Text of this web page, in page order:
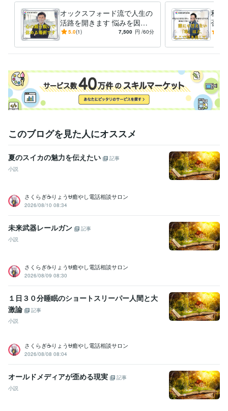
そんな時、スマホの向こうには私がいます。 深夜2時まで対応しており
ますので、眠れない夜の話し相手としても気兼ねなくご利用ください。
パニック障害や不眠の辛さを知る私ですので、深夜の不安定な気持ちに
も寄り添います。
❇️柔軟に対応いたします（DM歓迎）
もしステータスが「離席中」になっている場合や、早朝など上記以外の
時間帯をご希望の場合も、諦めずに「ダイレクトメッセージ（DM）」を
送ってみてください。
私は自由人ですので、スケジュールは非常に柔軟です。 「今、話せます
か？」 「明日の朝○時から予約したい」 といったご連絡をいただけれ
⭐　⭐　⭐
誰かに話したくなったその瞬間が、相談のタイミングです。 一人で抱え
込まず、いつでも私の部屋のドアをノックしてください。お待ちしてお
ります。
デジタルハリウッド 3DCG部門 優秀賞
SE）大学進学コース 最優秀者
資格・検定
普通自動車第一種運転免許
普通自動二輪免許
TOEFL 取得年 : 2006年
Google スプレッドシート:8年
Google スライド:8年Google ドキュメント:8年PowerPoint:8年
Moneyfoward:3年
Adobe Firefly:0年
Photopea:2年
MotionBuilder:4年
SOFTIMAGE XSI:8年
動画編集・映像制作 モーションデザイナー
オックスフォード流で人生の
活路を開きます 悩みを因数
分解。オックスフォード流で
5.0(1) 7,500 円 /60分
利害
否定
も言
す。
このブログを見た人にオススメ
夏のスイカの魅力を伝えたい
記事
小説
さくらぎ☕りょう⛎癒やし電話相談サロン
2026/08/10 08:34
未来武器レールガン
記事
小説
さくらぎ☕りょう⛎癒やし電話相談サロン
2026/08/09 08:30
１日３０分睡眠のショートスリーパー人間と大
激論
記事
小説
さくらぎ☕りょう⛎癒やし電話相談サロン
2026/08/08 08:04
オールドメディアが歪める現実
記事
小説